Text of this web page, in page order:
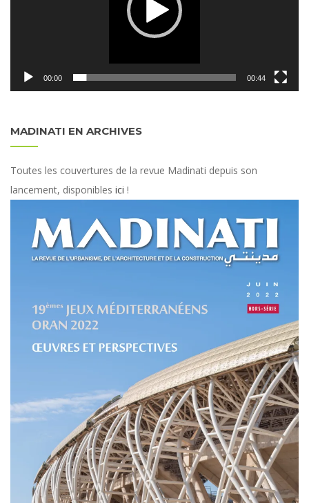
00:00 00:44
MADINATI EN ARCHIVES
Toutes les couvertures de la revue Madinati depuis son
lancement, disponibles ici !